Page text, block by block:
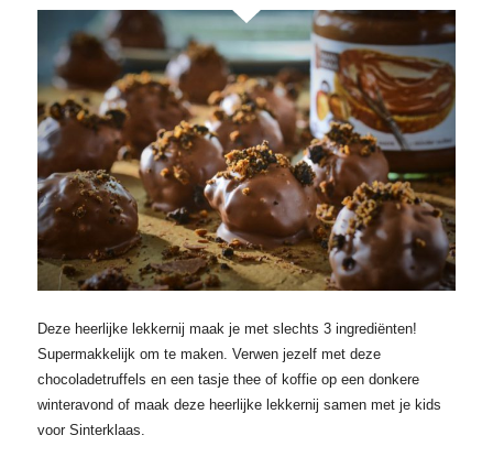
Deze heerlijke lekkernij maak je met slechts 3 ingrediënten!
Supermakkelijk om te maken. Verwen jezelf met deze
chocoladetruffels en een tasje thee of koffie op een donkere
winteravond of maak deze heerlijke lekkernij samen met je kids
voor Sinterklaas.